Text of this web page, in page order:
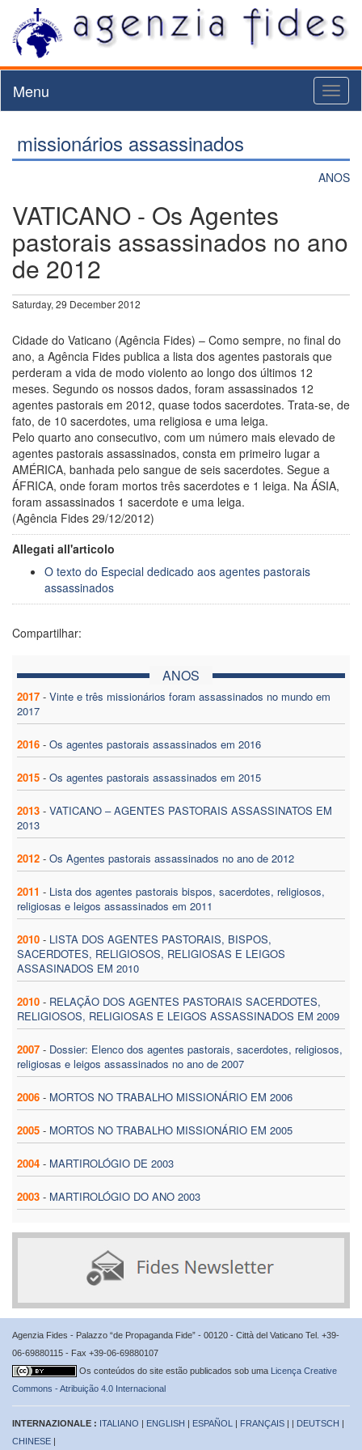
Menu
missionários assassinados
ANOS
VATICANO - Os Agentes
pastorais assassinados no ano
de 2012
Saturday, 29 December 2012
Cidade do Vaticano (Agência Fides) – Como sempre, no final do
ano, a Agência Fides publica a lista dos agentes pastorais que
perderam a vida de modo violento ao longo dos últimos 12
meses. Segundo os nossos dados, foram assassinados 12
agentes pastorais em 2012, quase todos sacerdotes. Trata-se, de
fato, de 10 sacerdotes, uma religiosa e uma leiga.
Pelo quarto ano consecutivo, com um número mais elevado de
agentes pastorais assassinados, consta em primeiro lugar a
AMÉRICA, banhada pelo sangue de seis sacerdotes. Segue a
ÁFRICA, onde foram mortos três sacerdotes e 1 leiga. Na ÁSIA,
foram assassinados 1 sacerdote e uma leiga.
(Agência Fides 29/12/2012)
Allegati all'articolo
O texto do Especial dedicado aos agentes pastorais
assassinados
Compartilhar:
ANOS
2017 - Vinte e três missionários foram assassinados no mundo em
2017
2016 - Os agentes pastorais assassinados em 2016
2015 - Os agentes pastorais assassinados em 2015
2013 - VATICANO – AGENTES PASTORAIS ASSASSINATOS EM
2013
2012 - Os Agentes pastorais assassinados no ano de 2012
2011 - Lista dos agentes pastorais bispos, sacerdotes, religiosos,
religiosas e leigos assassinados em 2011
2010 - LISTA DOS AGENTES PASTORAIS, BISPOS,
SACERDOTES, RELIGIOSOS, RELIGIOSAS E LEIGOS
ASSASINADOS EM 2010
2010 - RELAÇÃO DOS AGENTES PASTORAIS SACERDOTES,
RELIGIOSOS, RELIGIOSAS E LEIGOS ASSASSINADOS EM 2009
2007 - Dossier: Elenco dos agentes pastorais, sacerdotes, religiosos,
religiosas e leigos assassinados no ano de 2007
2006 - MORTOS NO TRABALHO MISSIONÁRIO EM 2006
2005 - MORTOS NO TRABALHO MISSIONÁRIO EM 2005
2004 - MARTIROLÓGIO DE 2003
2003 - MARTIROLÓGIO DO ANO 2003
Agenzia Fides - Palazzo “de Propaganda Fide” - 00120 - Città del Vaticano Tel. +39-
06-69880115 - Fax +39-06-69880107
Os conteúdos do site estão publicados sob uma Licença Creative
Commons - Atribuição 4.0 Internacional
INTERNAZIONALE : ITALIANO | ENGLISH | ESPAÑOL | FRANÇAIS | | DEUTSCH |
CHINESE |